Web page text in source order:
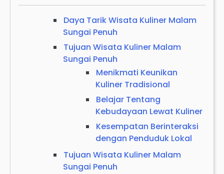
Daya Tarik Wisata Kuliner Malam
Sungai Penuh
Tujuan Wisata Kuliner Malam
Sungai Penuh
Menikmati Keunikan
Kuliner Tradisional
Belajar Tentang
Kebudayaan Lewat Kuliner
Kesempatan Berinteraksi
dengan Penduduk Lokal
Tujuan Wisata Kuliner Malam
Sungai Penuh